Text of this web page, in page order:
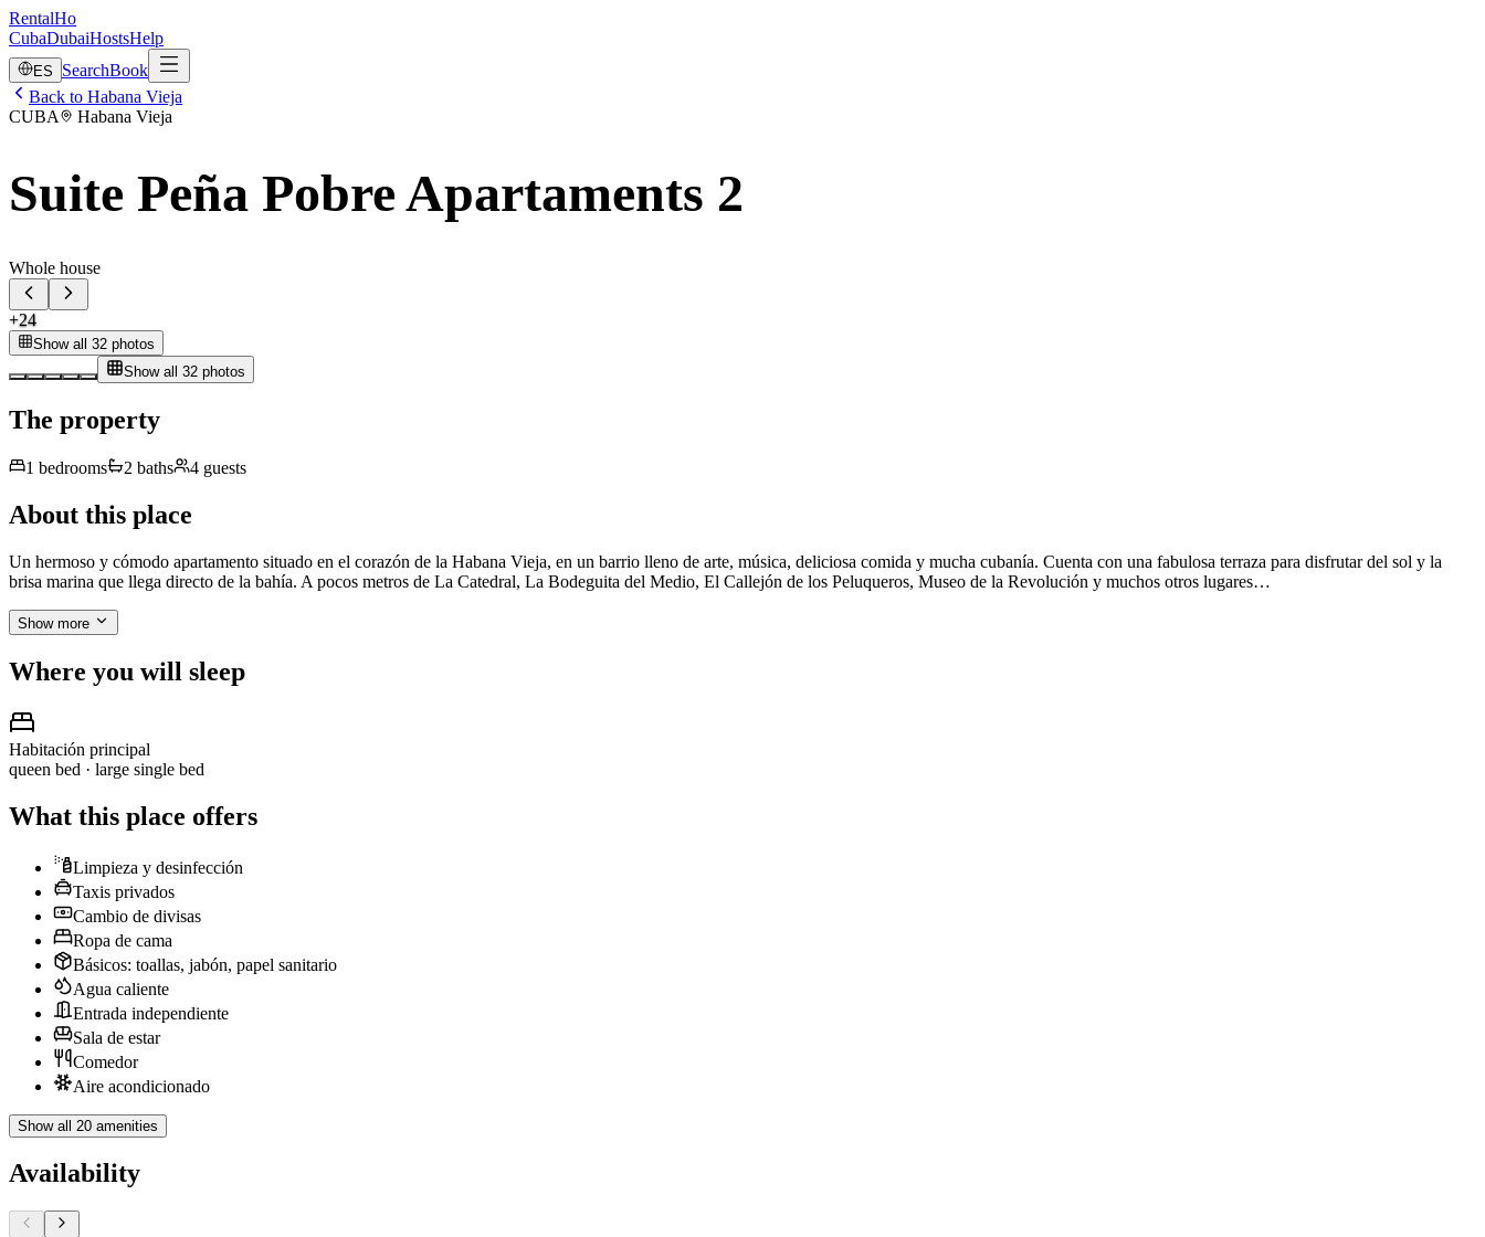
RentalHo
CubaDubaiHostsHelp
ES SearchBook
Back to Habana Vieja
CUBA
Habana Vieja
Suite Peña Pobre Apartaments 2
Whole house
+24
Show all 32 photos
Show all 32 photos
The property
1 bedrooms 2 baths 4 guests
About this place
Un hermoso y cómodo apartamento situado en el corazón de la Habana Vieja, en un barrio lleno de arte, música, deliciosa comida y mucha cubanía. Cuenta con una fabulosa terraza para disfrutar del sol y la
brisa marina que llega directo de la bahía. A pocos metros de La Catedral, La Bodeguita del Medio, El Callejón de los Peluqueros, Museo de la Revolución y muchos otros lugares…
Show more
Where you will sleep
Habitación principal
queen bed · large single bed
What this place offers
Limpieza y desinfección
Taxis privados
Cambio de divisas
Ropa de cama
Básicos: toallas, jabón, papel sanitario
Agua caliente
Entrada independiente
Sala de estar
Comedor
Aire acondicionado
Show all 20 amenities
Availability